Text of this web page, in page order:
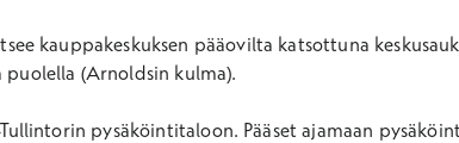
kauppakeskuksen pääovilta katsottuna
puolella (Arnoldsin kulma).
pysäköintitaloon. Pääset ajamaan